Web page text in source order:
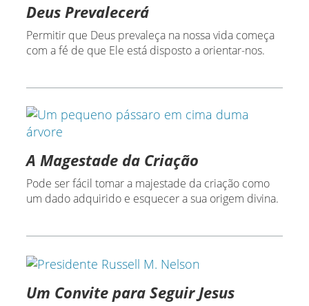
Deus Prevalecerá
Permitir que Deus prevaleça na nossa vida começa
com a fé de que Ele está disposto a orientar-nos.
A Magestade da Criação
Pode ser fácil tomar a majestade da criação como
um dado adquirido e esquecer a sua origem divina.
Um Convite para Seguir Jesus